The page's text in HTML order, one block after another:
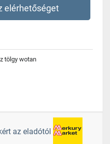
elérhetőséget
tölgy wotan
az eladótól